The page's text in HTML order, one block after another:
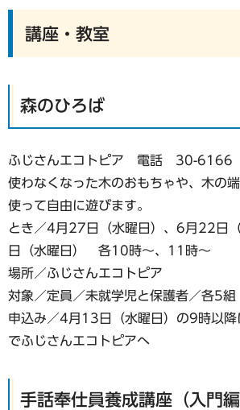
講座・教室
森のひろば
ふじさんエコトピア 電話 30-6166
使わなくなった木のおもちゃや、木の
使って自由に遊びます。
とき／4月27日（水曜日）、6月22日
日（水曜日） 各10時～、11時～
場所／ふじさんエコトピア
対象／定員／未就学児と保護者／各5組
申込み／4月13日（水曜日）の9時以降
でふじさんエコトピアへ
手話奉仕員養成講座（入門編